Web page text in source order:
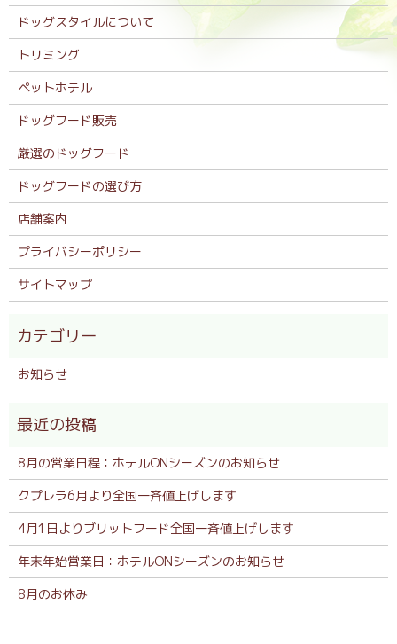
ドッグスタイルについて
トリミング
ペットホテル
ドッグフード販売
厳選のドッグフード
ドッグフードの選び方
店舗案内
プライバシーポリシー
サイトマップ
お知らせ
8月の営業日程：ホテルONシーズンのお知らせ
クプレラ6月より全国一斉値上げします
4月1日よりブリットフード全国一斉値上げします
年末年始営業日：ホテルONシーズンのお知らせ
8月のお休み